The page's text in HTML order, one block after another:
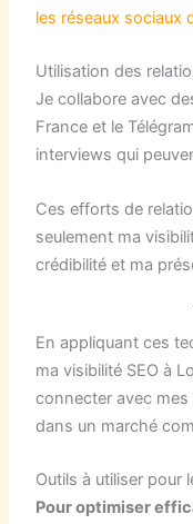
les réseaux sociaux
Utilisation des
Je collabore avec
France et le
interviews qui
Ces efforts de
seulement ma
crédibilité et ma
En appliquant ces
ma visibilité SEO à
connecter avec
dans un marché
Outils à utiliser pour
Pour optimiser